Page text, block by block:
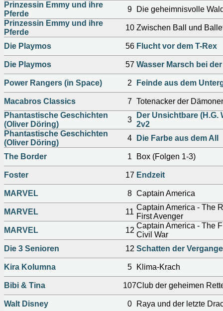
Prinzessin Emmy und ihre
Pferde
9
Die geheimnisvolle
Prinzessin Emmy und ihre
Pferde
10 Zwischen Ball und
Die Playmos 56 Flucht vor dem T-Rex
Die Playmos 57 Wasser Marsch bei
Power Rangers (in Space) 2 Feinde aus dem
Macabros Classics 7 Totenacker der
Phantastische Geschichten
(Oliver Döring)
3
Der Unsichtbare (H.G.
2v2
Phantastische Geschichten
(Oliver Döring)
4 Die Farbe aus dem All
The Border 1 Box (Folgen 1-3)
Foster 17 Endzeit
MARVEL 8 Captain America
MARVEL 11
Captain America - The
First Avenger
MARVEL
12
Captain America - The
Civil War
Die 3 Senioren
12 Schatten der
Kira Kolumna 5 Klima-Krach
Bibi & Tina 107Club der geheimen
Walt Disney 0 Raya und der letzte